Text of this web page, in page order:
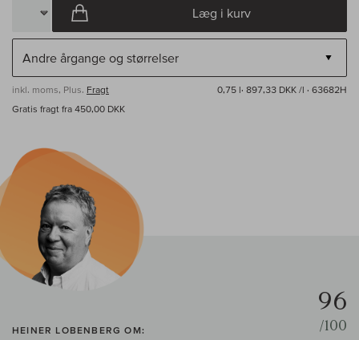
Læg i kurv
inkl. moms, Plus. Fragt 0,75 l· 897,33 DKK /l · 63682H
Gratis fragt fra 450,00 DKK
HEINER LOBENBERG OM:
96
/100